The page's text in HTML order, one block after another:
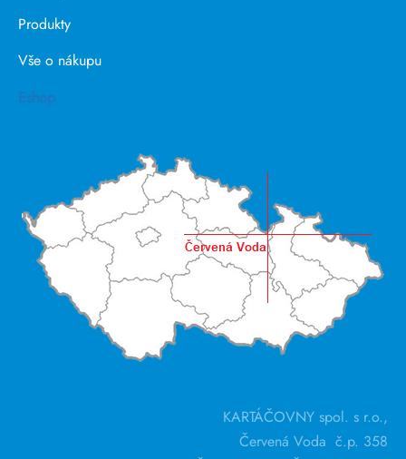
Produkty
Vše o nákupu
Eshop
KARTÁČOVNY spol. s r.o.,
Červená Voda č.p. 358